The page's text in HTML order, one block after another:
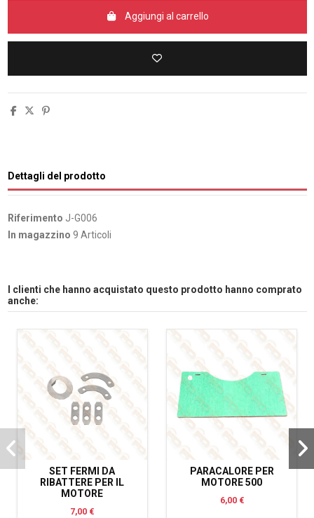
Aggiungi al carrello
Dettagli del prodotto
Riferimento J-G006
In magazzino 9 Articoli
I clienti che hanno acquistato questo prodotto hanno comprato
anche:
SET FERMI DA
RIBATTERE PER IL
MOTORE
7,00 €
PARACALORE PER
MOTORE 500
6,00 €